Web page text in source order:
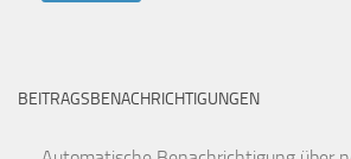
BEITRAGSBENACHRICHTIGUNGEN